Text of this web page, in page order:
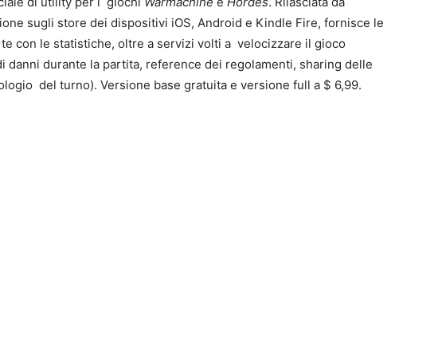
sugli store dei dispositivi iOS, Android e Kindle Fire, fornisce le
con le statistiche, oltre a servizi volti a velocizzare il gioco
danni durante la partita, reference dei regolamenti, sharing delle
del turno). Versione base gratuita e versione full a $ 6,99.